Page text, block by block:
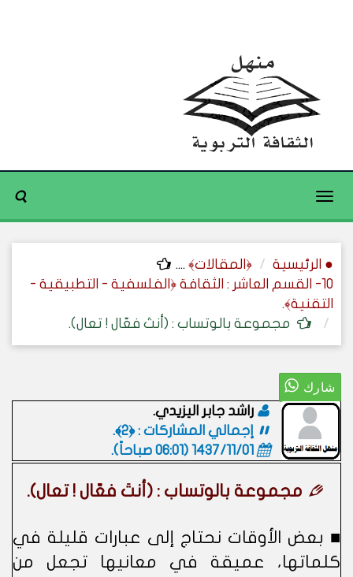
Toggle
● الرئيسية ﴿المقالات﴾ ....
10- القسم العاشر : الثقافة ﴿الفلسفية - التطبيقية -
التقنية﴾.
مجموعة بالوتساب : (أنتَ فعّال ! تعال).
راشد جابر اليزيدي.
إجمالي المشاركات : ﴿2﴾.
1437/11/01 (06:01 صباحاً)
.
مجموعة بالوتساب : (أنتَ فعّال ! تعال).
■ بعض الأوقات نحتاج إلى عبارات قليلة في
كلماتها، عميقة في معانيها تجعل من